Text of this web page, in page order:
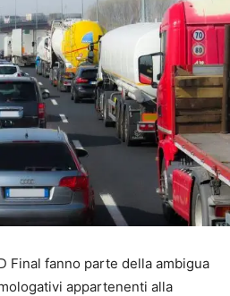
Final fanno parte della ambigua
appartenenti alla